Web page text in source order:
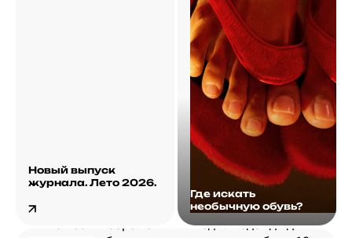
Новый выпуск
журнала. Лето 2026.
Где искать
необычную обувь?